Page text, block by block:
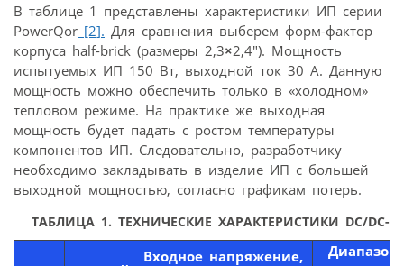
В таблице 1 представлены характеристики ИП серии
PowerQor [2]. Для сравнения выберем форм-фактор
корпуса half-brick (размеры 2,3×2,4″). Мощность
испытуемых ИП 150 Вт, выходной ток 30 А. Данную
мощность можно обеспечить только в «холодном»
тепловом режиме. На практике же выходная
мощность будет падать с ростом температуры
компонентов ИП. Следовательно, разработчику
необходимо закладывать в изделие ИП с большей
выходной мощностью, согласно графикам потерь.
ТАБЛИЦА 1. ТЕХНИЧЕСКИЕ ХАРАКТЕРИСТИКИ DC/DC-
Входное напряжение,
Диапазон